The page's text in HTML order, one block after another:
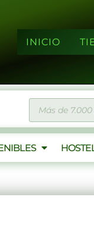
INICIO
de
productos